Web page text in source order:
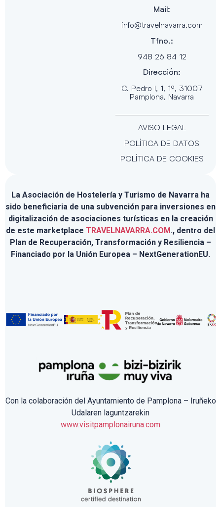
Mail:
info@travelnavarra.com
Tfno.:
948 26 84 12
Dirección:
C. Pedro I, 1, 1º, 31007
Pamplona, Navarra
AVISO LEGAL
POLÍTICA DE DATOS
POLÍTICA DE COOKIES
La Asociación de Hostelería y Turismo de Navarra ha
sido beneficiaria de una subvención para inversiones en
digitalización de asociaciones turísticas en la creación
de este marketplace TRAVELNAVARRA.COM ., dentro del
Plan de Recuperación, Transformación y Resiliencia –
Financiado por la Unión Europea – NextGenerationEU.
Con la colaboración del Ayuntamiento de Pamplona – Iruñeko
Udalaren laguntzarekin
www.visitpamplonairuna.com